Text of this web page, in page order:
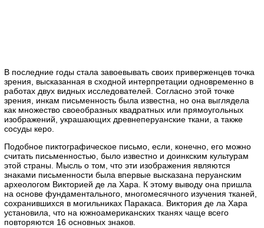
В последние годы стала завоевывать своих приверженцев точка
зрения, высказанная в сходной интерпретации одновременно в
работах двух видных исследователей. Согласно этой точке
зрения, инкам письменность была известна, но она выглядела
как множество своеобразных квадратных или прямоугольных
изображений, украшающих древнеперуанские ткани, а также
сосуды керо.
Подобное пиктографическое письмо, если, конечно, его можно
считать письменностью, было известно и доинкским культурам
этой страны. Мысль о том, что эти изображения являются
знаками письменности была впервые высказана перуанским
археологом Викторией де ла Хара. К этому выводу она пришла
на основе фундаментального, многомесячного изучения тканей,
сохранившихся в могильниках Паракаса. Виктория де ла Хара
установила, что на южноамериканских тканях чаще всего
повторяются 16 основных знаков.